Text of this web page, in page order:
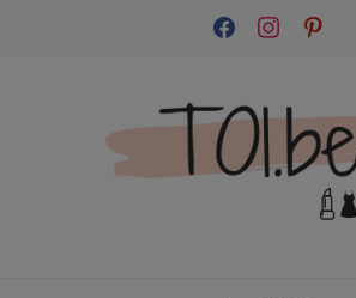
facebookinstagrampinterest